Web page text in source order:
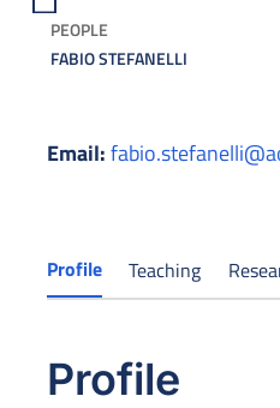
PEOPLE
FABIO STEFANELLI
Email:
Profile Teaching
Profile